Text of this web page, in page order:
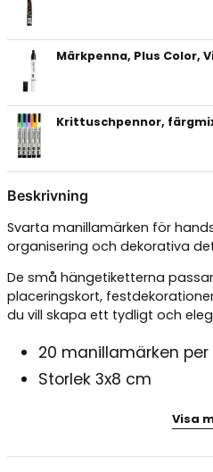
Märkpenna, Plus Color,
Krittuschpennor,
Beskrivning
Svarta manillamärken för
organisering och dekorativa
De små hängetiketterna
placeringskort,
du vill skapa ett tydligt och
20 manillamärken
Storlek 3x8 cm
Passar organisering,
Visa